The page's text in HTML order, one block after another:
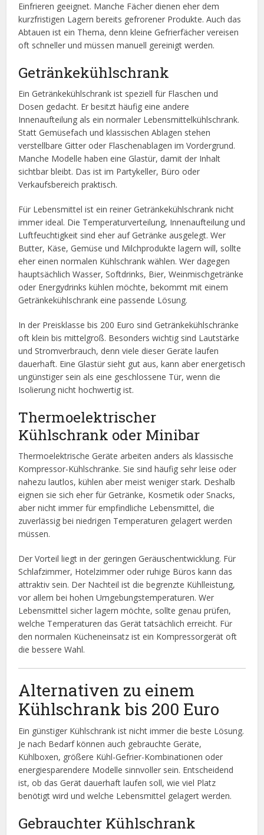
Einfrieren geeignet. Manche Fächer dienen eher dem
kurzfristigen Lagern bereits gefrorener Produkte. Auch das
Abtauen ist ein Thema, denn kleine Gefrierfächer vereisen
oft schneller und müssen manuell gereinigt werden.
Getränkekühlschrank
Ein Getränkekühlschrank ist speziell für Flaschen und
Dosen gedacht. Er besitzt häufig eine andere
Innenaufteilung als ein normaler Lebensmittelkühlschrank.
Statt Gemüsefach und klassischen Ablagen stehen
verstellbare Gitter oder Flaschenablagen im Vordergrund.
Manche Modelle haben eine Glastür, damit der Inhalt
sichtbar bleibt. Das ist im Partykeller, Büro oder
Verkaufsbereich praktisch.
Für Lebensmittel ist ein reiner Getränkekühlschrank nicht
immer ideal. Die Temperaturverteilung, Innenaufteilung und
Luftfeuchtigkeit sind eher auf Getränke ausgelegt. Wer
Butter, Käse, Gemüse und Milchprodukte lagern will, sollte
eher einen normalen Kühlschrank wählen. Wer dagegen
hauptsächlich Wasser, Softdrinks, Bier, Weinmischgetränke
oder Energydrinks kühlen möchte, bekommt mit einem
Getränkekühlschrank eine passende Lösung.
In der Preisklasse bis 200 Euro sind Getränkekühlschränke
oft klein bis mittelgroß. Besonders wichtig sind Lautstärke
und Stromverbrauch, denn viele dieser Geräte laufen
dauerhaft. Eine Glastür sieht gut aus, kann aber energetisch
ungünstiger sein als eine geschlossene Tür, wenn die
Isolierung nicht hochwertig ist.
Thermoelektrischer
Kühlschrank oder Minibar
Thermoelektrische Geräte arbeiten anders als klassische
Kompressor-Kühlschränke. Sie sind häufig sehr leise oder
nahezu lautlos, kühlen aber meist weniger stark. Deshalb
eignen sie sich eher für Getränke, Kosmetik oder Snacks,
aber nicht immer für empfindliche Lebensmittel, die
zuverlässig bei niedrigen Temperaturen gelagert werden
müssen.
Der Vorteil liegt in der geringen Geräuschentwicklung. Für
Schlafzimmer, Hotelzimmer oder ruhige Büros kann das
attraktiv sein. Der Nachteil ist die begrenzte Kühlleistung,
vor allem bei hohen Umgebungstemperaturen. Wer
Lebensmittel sicher lagern möchte, sollte genau prüfen,
welche Temperaturen das Gerät tatsächlich erreicht. Für
den normalen Kücheneinsatz ist ein Kompressorgerät oft
die bessere Wahl.
Alternativen zu einem
Kühlschrank bis 200 Euro
Ein günstiger Kühlschrank ist nicht immer die beste Lösung.
Je nach Bedarf können auch gebrauchte Geräte,
Kühlboxen, größere Kühl-Gefrier-Kombinationen oder
energiesparendere Modelle sinnvoller sein. Entscheidend
ist, ob das Gerät dauerhaft laufen soll, wie viel Platz
benötigt wird und welche Lebensmittel gelagert werden.
Gebrauchter Kühlschrank